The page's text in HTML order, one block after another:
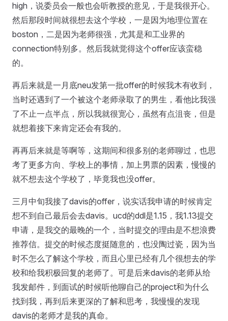
high，说委员会一般也会听教授的意见，于是我很开心。
然后那段时间就很想去这个学校，一是因为地理位置在
boston，二是因为老师很强，尤其是和工业界的
connection特别多。然后我就觉得这个offer应该蛮稳
的。
再后来就是一月底neu发第一批offer的时候我木有收到，
当时还遇到了一个被这个老师录取了的男生，看他比我强
了不止一点半点，所以我就很宽心，虽然有点沮丧，但是
就想着接下来肯定还会有我的。
再再后来就是等啊等，这期间和很多别的老师聊过，也思
考了更多方向、学校上的事情，加上男票的因素，慢慢的
就不想去这个学校了，毕竟我也没offer。
三月中旬我接了davis的offer，说实话我申请的时候肯定
想不到自己最后会去davis。ucd的ddl是1.15，我1.13提交
申请，是我交的最晚的一个，当时提交的理由是不想浪费
推荐信。提交的时候态度挺随意的，也没陶过瓷，因为当
时不怎么了解这个学校，而且心里已经有几个很想去的学
校和给我积极回复的老师了。可是后来davis的老师从给
我发邮件，到面试的时候听他聊自己的project和为什么
找到我，再到后来更深的了解和思考，我慢慢的发现
davis的老师才是我的真命。